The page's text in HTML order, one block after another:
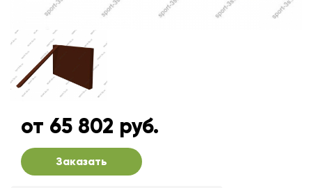
от 65 802 руб.
Заказать